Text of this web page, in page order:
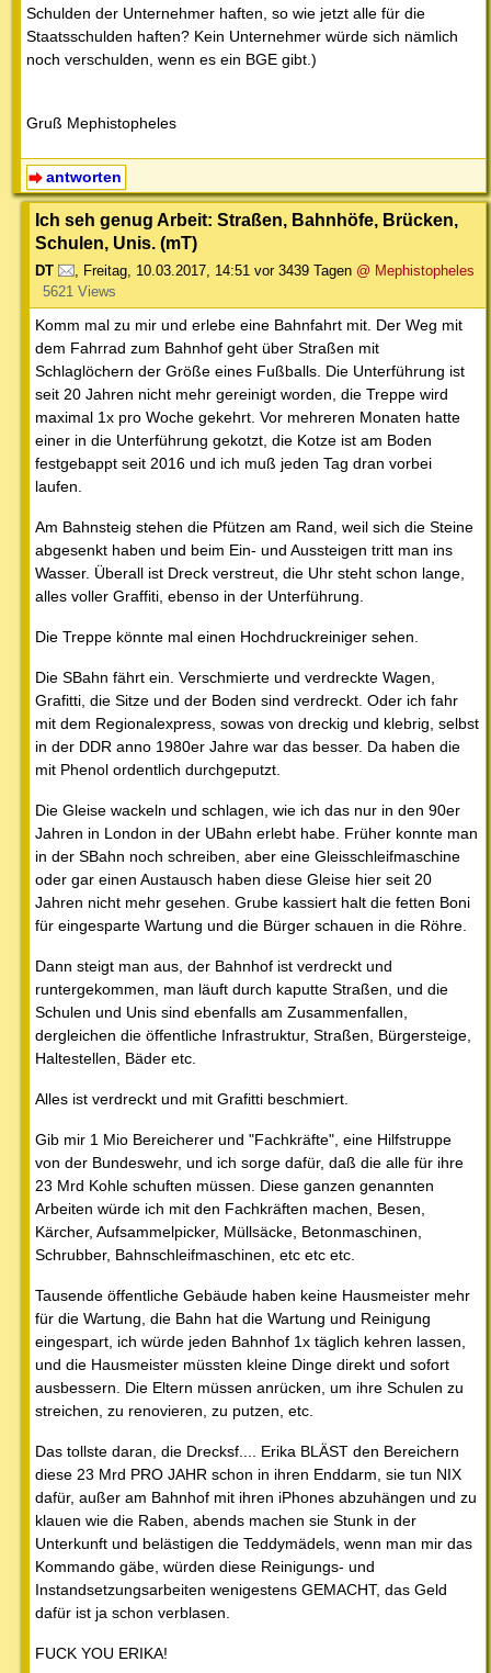
Schulden der Unternehmer haften, so wie jetzt alle für die
Staatsschulden haften? Kein Unternehmer würde sich nämlich
noch verschulden, wenn es ein BGE gibt.)
Gruß Mephistopheles
antworten
Ich seh genug Arbeit: Straßen, Bahnhöfe, Brücken,
Schulen, Unis. (mT)
DT , Freitag, 10.03.2017, 14:51 vor 3439 Tagen @ Mephistopheles
5621 Views
Komm mal zu mir und erlebe eine Bahnfahrt mit. Der Weg mit
dem Fahrrad zum Bahnhof geht über Straßen mit
Schlaglöchern der Größe eines Fußballs. Die Unterführung ist
seit 20 Jahren nicht mehr gereinigt worden, die Treppe wird
maximal 1x pro Woche gekehrt. Vor mehreren Monaten hatte
einer in die Unterführung gekotzt, die Kotze ist am Boden
festgebappt seit 2016 und ich muß jeden Tag dran vorbei
laufen.
Am Bahnsteig stehen die Pfützen am Rand, weil sich die Steine
abgesenkt haben und beim Ein- und Aussteigen tritt man ins
Wasser. Überall ist Dreck verstreut, die Uhr steht schon lange,
alles voller Graffiti, ebenso in der Unterführung.
Die Treppe könnte mal einen Hochdruckreiniger sehen.
Die SBahn fährt ein. Verschmierte und verdreckte Wagen,
Grafitti, die Sitze und der Boden sind verdreckt. Oder ich fahr
mit dem Regionalexpress, sowas von dreckig und klebrig, selbst
in der DDR anno 1980er Jahre war das besser. Da haben die
mit Phenol ordentlich durchgeputzt.
Die Gleise wackeln und schlagen, wie ich das nur in den 90er
Jahren in London in der UBahn erlebt habe. Früher konnte man
in der SBahn noch schreiben, aber eine Gleisschleifmaschine
oder gar einen Austausch haben diese Gleise hier seit 20
Jahren nicht mehr gesehen. Grube kassiert halt die fetten Boni
für eingesparte Wartung und die Bürger schauen in die Röhre.
Dann steigt man aus, der Bahnhof ist verdreckt und
runtergekommen, man läuft durch kaputte Straßen, und die
Schulen und Unis sind ebenfalls am Zusammenfallen,
dergleichen die öffentliche Infrastruktur, Straßen, Bürgersteige,
Haltestellen, Bäder etc.
Alles ist verdreckt und mit Grafitti beschmiert.
Gib mir 1 Mio Bereicherer und "Fachkräfte", eine Hilfstruppe
von der Bundeswehr, und ich sorge dafür, daß die alle für ihre
23 Mrd Kohle schuften müssen. Diese ganzen genannten
Arbeiten würde ich mit den Fachkräften machen, Besen,
Kärcher, Aufsammelpicker, Müllsäcke, Betonmaschinen,
Schrubber, Bahnschleifmaschinen, etc etc etc.
Tausende öffentliche Gebäude haben keine Hausmeister mehr
für die Wartung, die Bahn hat die Wartung und Reinigung
eingespart, ich würde jeden Bahnhof 1x täglich kehren lassen,
und die Hausmeister müssten kleine Dinge direkt und sofort
ausbessern. Die Eltern müssen anrücken, um ihre Schulen zu
streichen, zu renovieren, zu putzen, etc.
Das tollste daran, die Drecksf.... Erika BLÄST den Bereichern
diese 23 Mrd PRO JAHR schon in ihren Enddarm, sie tun NIX
dafür, außer am Bahnhof mit ihren iPhones abzuhängen und zu
klauen wie die Raben, abends machen sie Stunk in der
Unterkunft und belästigen die Teddymädels, wenn man mir das
Kommando gäbe, würden diese Reinigungs- und
Instandsetzungsarbeiten wenigestens GEMACHT, das Geld
dafür ist ja schon verblasen.
FUCK YOU ERIKA!